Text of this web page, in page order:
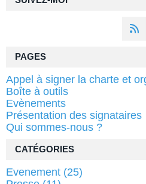
PAGES
Appel à signer la charte et
Boîte à outils
Evènements
Présentation des signataires
Qui sommes-nous ?
CATÉGORIES
Evenement (25)